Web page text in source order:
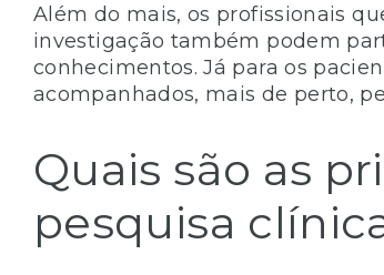
Além do mais, os profissionais
investigação também podem
conhecimentos. Já para os
acompanhados, mais de perto,
Quais são as
pesquisa